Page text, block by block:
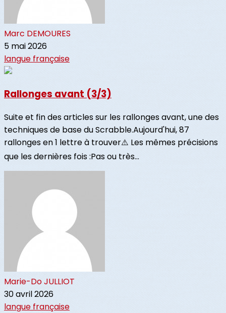
Marc DEMOURES
5 mai 2026
langue française
Rallonges avant (3/3)
Suite et fin des articles sur les rallonges avant, une des
techniques de base du Scrabble.Aujourd'hui, 87
rallonges en 1 lettre à trouver⚠️ Les mêmes précisions
que les dernières fois :Pas ou très...
Marie-Do JULLIOT
30 avril 2026
langue française